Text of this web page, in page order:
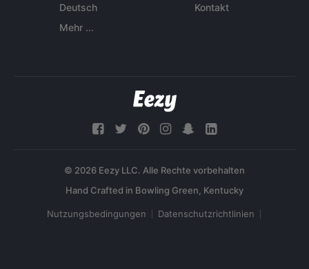
Deutsch
Mehr ...
Kontakt
© 2026 Eezy LLC. Alle Rechte vorbehalten
Nutzungsbedingungen Datenschutzrichtlinien